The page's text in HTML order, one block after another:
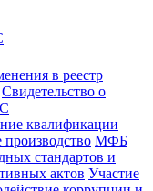
в реестр
Свидетельство о
квалификации
МФБ
стандартов и
актов Участие